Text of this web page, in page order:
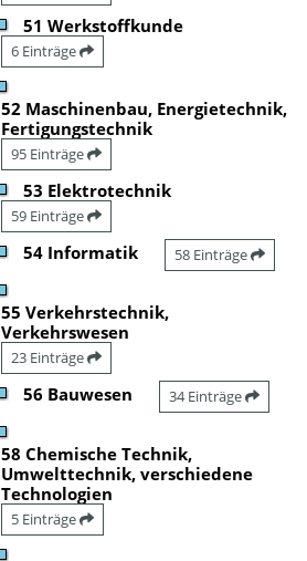
51 Werkstoffkunde
6 Einträge
52 Maschinenbau, Energietechnik,
Fertigungstechnik
95 Einträge
53 Elektrotechnik
59 Einträge
54 Informatik 58 Einträge
55 Verkehrstechnik,
Verkehrswesen
23 Einträge
56 Bauwesen 34 Einträge
58 Chemische Technik,
Umwelttechnik, verschiedene
Technologien
5 Einträge